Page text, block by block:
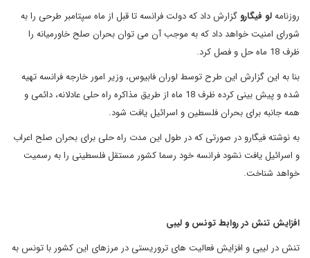
روزنامهلو فیگاروگزارش داد که دولت فرانسه تا قبل از ماه سپتامبر طرحی را به
شورای امنیت خواهد داد که به موجب آن می توان بحران صلح خاورمیانه را
ظرف 18 ماه حل و فصل کرد.
بنا به این گزارش این طرح توسط لوران فابیوس، وزیر امور خارجه فرانسه تهیه
شده و پیش بینی کرده ظرف 18 ماه از طریق مذاکره راه حلی عادلانه، دائمی و
همه جانبه برای بحران فلسطین و اسرائیل یافت شود.
به نوشته فیگارو در صورتی که در طول این مدت راه حلی برای بحران صلح اعراب
و اسرائیل یافت نشود فرانسه خود رسما کشور مستقل فلسطینی را به رسمیت
خواهد شناخت.
افزایش تنش در روابط تونس و لیبی
تنش در لیبی و افزایش فعالیت های تروریستی در مرزهای این کشور با تونس به